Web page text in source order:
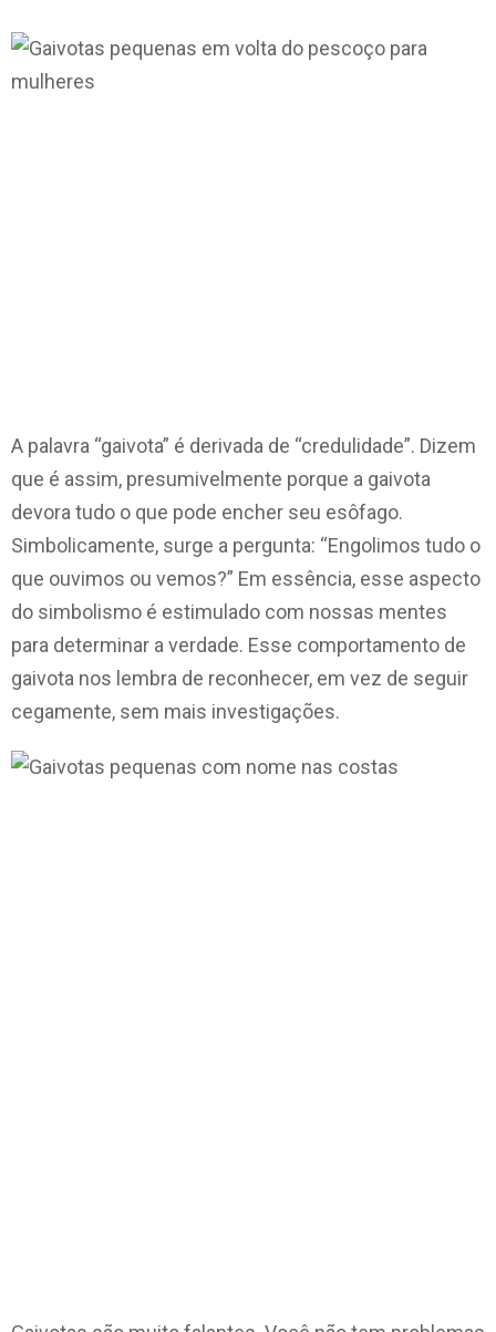
A palavra “gaivota” é derivada de “credulidade”. Dizem
que é assim, presumivelmente porque a gaivota
devora tudo o que pode encher seu esôfago.
Simbolicamente, surge a pergunta: “Engolimos tudo o
que ouvimos ou vemos?” Em essência, esse aspecto
do simbolismo é estimulado com nossas mentes
para determinar a verdade. Esse comportamento de
gaivota nos lembra de reconhecer, em vez de seguir
cegamente, sem mais investigações.